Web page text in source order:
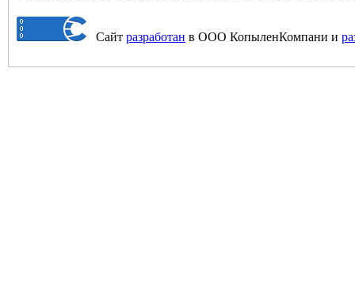
Сайт разработан в ООО КопыленКомпани и